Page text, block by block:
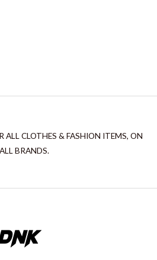
ALL CLOTHES & FASHION ITEMS, ON
ALL BRANDS.